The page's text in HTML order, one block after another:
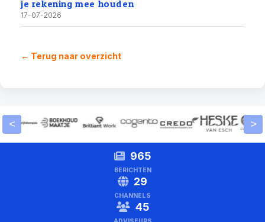
je rekening mee houden
17-07-2026
← Terug naar overzicht
< >
965
BERICHTEN
29
CHANNELS
45